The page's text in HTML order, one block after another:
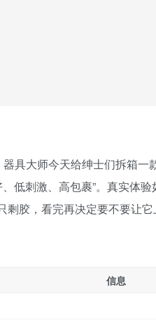
具大师今天给绅士们拆箱
低刺激、高包裹”。真实体
胶，看完再决定要不要让它
信息